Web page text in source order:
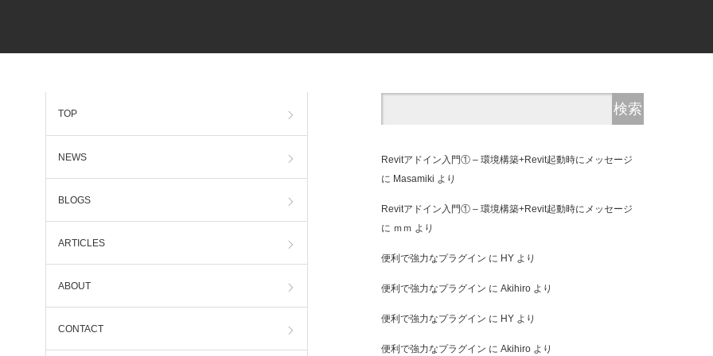
TOP
NEWS
BLOGS
ARTICLES
ABOUT
CONTACT
Revitアドイン入門① – 環境構築+Revit起動時にメッセージ
に Masamiki より
Revitアドイン入門① – 環境構築+Revit起動時にメッセージ
に ｍｍ より
便利で強力なプラグイン に HY より
便利で強力なプラグイン に Akihiro より
便利で強力なプラグイン に HY より
便利で強力なプラグイン に Akihiro より